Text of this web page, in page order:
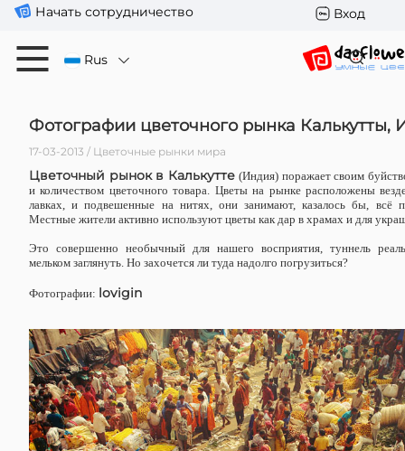
Начать сотрудничество Вход
Rus
Фотографии цветочного рынка Калькутты,
17-03-2013 / Цветочные рынки мира
Цветочный рынок в Калькутте(Индия) поражает своим
и количеством цветочного товара. Цветы на рынке расположены
лавках, и подвешенные на нитях, они занимают, казалось бы, всё
Местные жители активно используют цветы как дар в храмах и для
Это совершенно необычный для нашего восприятия, туннель
мельком заглянуть. Но захочется ли туда надолго погрузиться?
Фотографии: lovigin